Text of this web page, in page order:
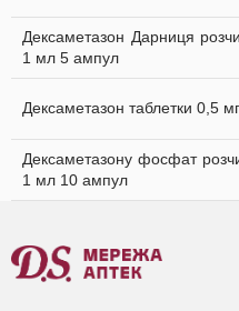
Дексаметазон Дарниця
1 мл 5 ампул
Дексаметазон таблетки 0,5
Дексаметазону фосфат
1 мл 10 ампул